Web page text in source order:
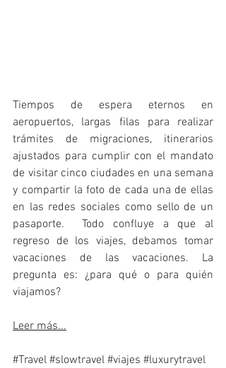
Tiempos de espera eternos en
aeropuertos, largas filas para realizar
trámites de migraciones, itinerarios
ajustados para cumplir con el mandato
de visitar cinco ciudades en una semana
y compartir la foto de cada una de ellas
en las redes sociales como sello de un
pasaporte.  Todo confluye a que al
regreso de los viajes, debamos tomar
vacaciones de las vacaciones. La
pregunta es: ¿para qué o para quién
viajamos?
Leer más...
#Travel #slowtravel #viajes #luxurytravel